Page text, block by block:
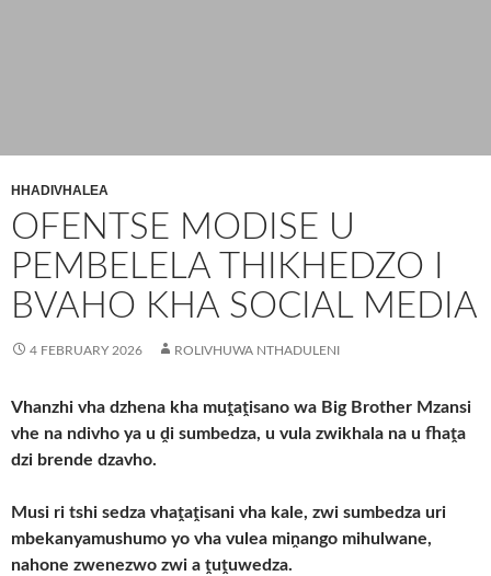
HHADIVHALEA
OFENTSE MODISE U
PEMBELELA THIKHEDZO I
BVAHO KHA SOCIAL MEDIA
4 FEBRUARY 2026 ROLIVHUWA NTHADULENI
Vhanzhi vha dzhena kha muṱaṱisano wa Big Brother Mzansi
vhe na ndivho ya u ḓi sumbedza, u vula zwikhala na u fhaṱa
dzi brende dzavho.
Musi ri tshi sedza vhaṱaṱisani vha kale, zwi sumbedza uri
mbekanyamushumo yo vha vulea miṋango mihulwane,
nahone zwenezwo zwi a ṱuṱuwedza.